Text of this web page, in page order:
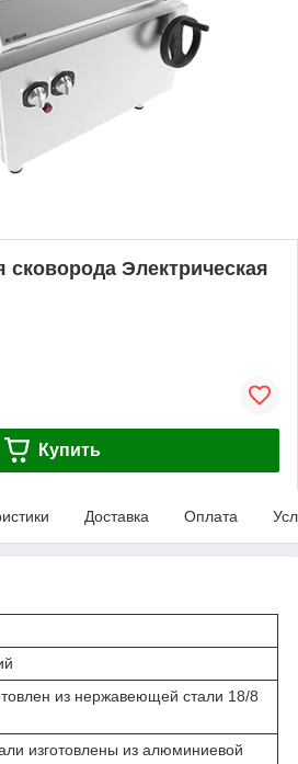
Электрическая
Купить
Доставка Оплата
из нержавеющей стали 18/8
изготовлены из алюминиевой